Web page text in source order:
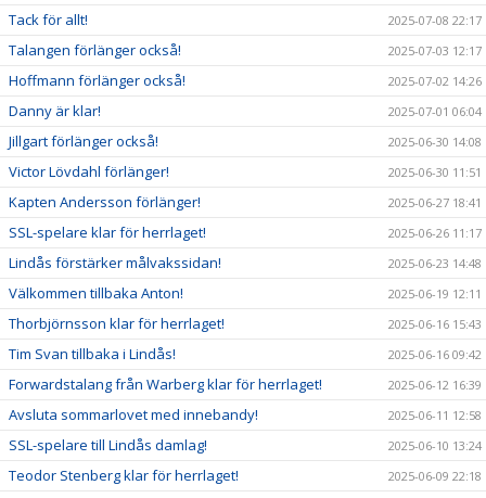
Tack för allt! 2025-07-08 22:17
Talangen förlänger också! 2025-07-03 12:17
Hoffmann förlänger också! 2025-07-02 14:26
Danny är klar! 2025-07-01 06:04
Jillgart förlänger också! 2025-06-30 14:08
Victor Lövdahl förlänger! 2025-06-30 11:51
Kapten Andersson förlänger! 2025-06-27 18:41
SSL-spelare klar för herrlaget! 2025-06-26 11:17
Lindås förstärker målvakssidan! 2025-06-23 14:48
Välkommen tillbaka Anton! 2025-06-19 12:11
Thorbjörnsson klar för herrlaget! 2025-06-16 15:43
Tim Svan tillbaka i Lindås! 2025-06-16 09:42
Forwardstalang från Warberg klar för herrlaget! 2025-06-12 16:39
Avsluta sommarlovet med innebandy! 2025-06-11 12:58
SSL-spelare till Lindås damlag! 2025-06-10 13:24
Teodor Stenberg klar för herrlaget! 2025-06-09 22:18